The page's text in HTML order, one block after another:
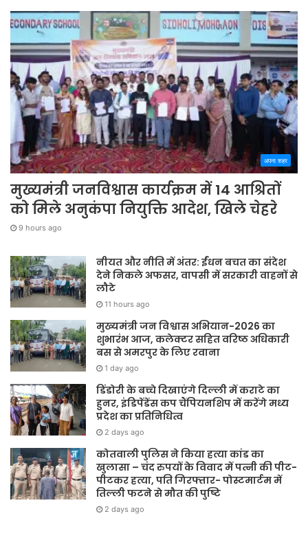
अपना शहर
मुख्यमंत्री जनविश्वास कार्यक्रम में 14 आश्रितों
को मिले अनुकंपा नियुक्ति आदेश, खिले चेहरे
9 hours ago
नीयत और नीति में अंतर: ईंधन बचत का संदेश
देने निकले अफसर, वापसी में सरकारी वाहनों से
लौटे
11 hours ago
मुख्यमंत्री जन विश्वास अभियान-2026 का
शुभारंभ आज, कलेक्टर सहित वरिष्ठ अधिकारी
बस से अमरपुर के लिए रवाना
1 day ago
डिंडोरी के बच्चे दिखाएंगे दिल्ली में कराटे का
हुनर, इंडिपेंडेंस कप चैंपियनशिप में करेंगे मध्य
प्रदेश का प्रतिनिधित्व
2 days ago
कोतवाली पुलिस ने किया हत्या कांड का
खुलासा – चंद रुपयों के विवाद में पत्नी की पीट-
पीटकर हत्या, पति गिरफ्तार- पोस्टमार्टम में
तिल्ली फटने से मौत की पुष्टि
2 days ago